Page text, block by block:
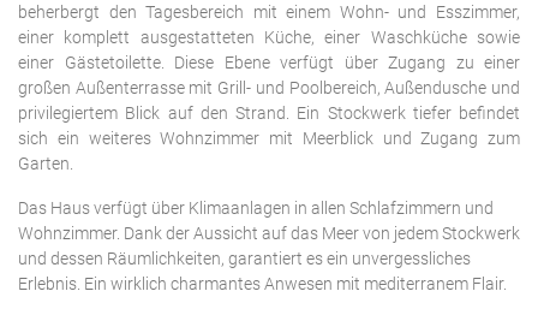
beherbergt den Tagesbereich mit einem Wohn- und Esszimmer,
einer komplett ausgestatteten Küche, einer Waschküche sowie
einer Gästetoilette. Diese Ebene verfügt über Zugang zu einer
großen Außenterrasse mit Grill- und Poolbereich, Außendusche und
privilegiertem Blick auf den Strand. Ein Stockwerk tiefer befindet
sich ein weiteres Wohnzimmer mit Meerblick und Zugang zum
Garten.
Das Haus verfügt über Klimaanlagen in allen Schlafzimmern und
Wohnzimmer. Dank der Aussicht auf das Meer von jedem Stockwerk
und dessen Räumlichkeiten, garantiert es ein unvergessliches
Erlebnis. Ein wirklich charmantes Anwesen mit mediterranem Flair.